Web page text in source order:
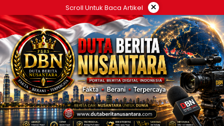
ke
konten
Scroll Untuk Baca Artikel ×